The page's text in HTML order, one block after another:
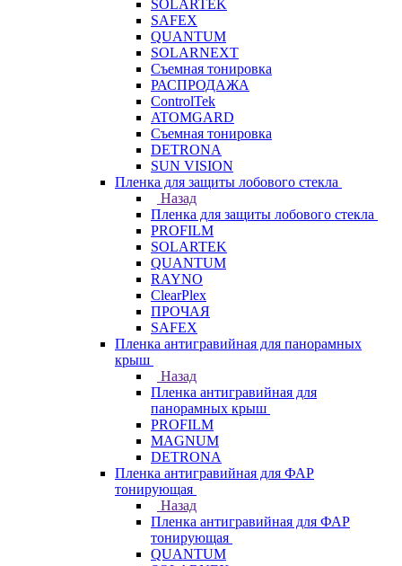
SOLARTEK
SAFEX
QUANTUM
SOLARNEXT
Съемная тонировка
РАСПРОДАЖА
ControlTek
ATOMGARD
Съемная тонировка
DETRONA
SUN VISION
Пленка для защиты лобового стекла
Назад
Пленка для защиты лобового стекла
PROFILM
SOLARTEK
QUANTUM
RAYNO
ClearPlex
ПРОЧАЯ
SAFEX
Пленка антигравийная для панорамных
крыш
Назад
Пленка антигравийная для
панорамных крыш
PROFILM
MAGNUM
DETRONA
Пленка антигравийная для ФАР
тонирующая
Назад
Пленка антигравийная для ФАР
тонирующая
QUANTUM